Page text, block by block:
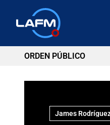
ORDEN PÚBLICO
James